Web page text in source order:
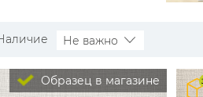
Не важно
Образец в магазине